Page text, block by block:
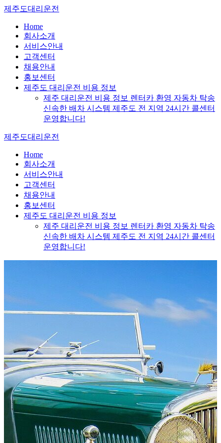
Skip
content
제주도대리운전
Home
회사소개
서비스안내
고객센터
채용안내
홍보센터
제주도 대리운전 비용 정보
제주 대리운전 비용 정보 렌터카 환영 자동차 탁송
신속한 배차 시스템 제주도 전 지역 24시간 콜센터
운영합니다!
제주도대리운전
Home
회사소개
서비스안내
고객센터
채용안내
홍보센터
제주도 대리운전 비용 정보
제주 대리운전 비용 정보 렌터카 환영 자동차 탁송
신속한 배차 시스템 제주도 전 지역 24시간 콜센터
운영합니다!